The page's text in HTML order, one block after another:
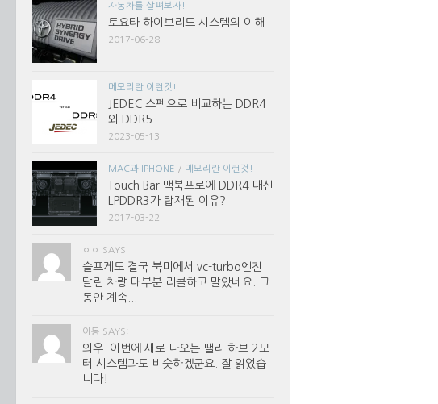
자동차를 살펴보자!
토요타 하이브리드 시스템의 이해
2017-06-28
메모리란 이런것!
JEDEC 스펙으로 비교하는 DDR4
와 DDR5
2023-05-13
MAC과 IPHONE / 메모리란 이런것!
Touch Bar 맥북프로에 DDR4 대신
LPDDR3가 탑재된 이유?
2017-03-22
ㅇㅇ SAYS:
슬프게도 결국 북미에서 vc-turbo엔진
달린 차량 대부분 리콜하고 말았네요. 그
동안 계속...
이동 SAYS:
와우. 이번에 새로 나오는 팰리 하브 2모
터 시스템과도 비슷하겠군요. 잘 읽었습
니다!